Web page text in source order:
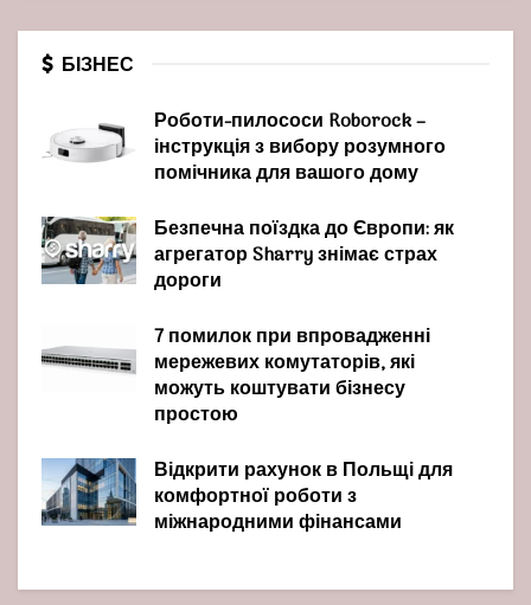
БІЗНЕС
Роботи-пилососи Roborock –
інструкція з вибору розумного
помічника для вашого дому
Безпечна поїздка до Європи: як
агрегатор Sharry знімає страх
дороги
7 помилок при впровадженні
мережевих комутаторів, які
можуть коштувати бізнесу
простою
Відкрити рахунок в Польщі для
комфортної роботи з
міжнародними фінансами